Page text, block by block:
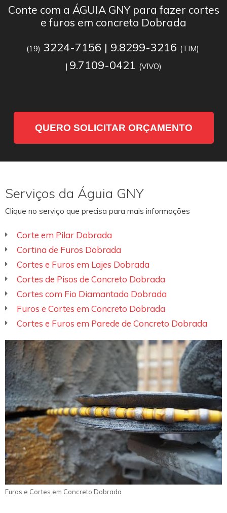
Conte com a ÁGUIA GNY para fazer cortes
e furos em concreto Dobrada
(19) 3224-7156 | 9.8299-3216 (TIM)
| 9.7109-0421 (VIVO)
QUERO SOLICITAR ORÇAMENTO
Serviços da Águia GNY
Clique no serviço que precisa para mais informações
Corte em Pilar Dobrada
Cortina de Furos Dobrada
Cortes e Furos em Lajes Dobrada
Cortes de Pisos de Concreto Dobrada
Cortes com Fio Diamantado Dobrada
Furos e Cortes em Concreto Dobrada
Cortes e Furos em Parede de Concreto Dobrada
Furos e Cortes em Concreto Dobrada